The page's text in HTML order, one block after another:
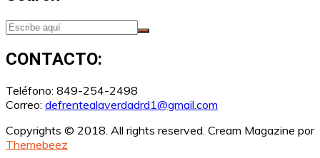
CONTACTO:
Teléfono: 849-254-2498
Correo: defrentealaverdadrd1@gmail.com
Copyrights © 2018. All rights reserved. Cream Magazine por
Themebeez